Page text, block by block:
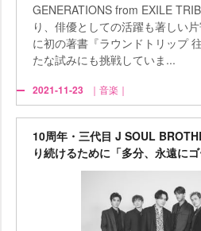
GENERATIONS from EXILE
り、俳優としての活躍も著しい
に初の著書『ラウンドトリップ
たな試みにも挑戦していま...
2021-11-23 ｜音楽｜
10周年・三代目 J SOUL
り続けるために「多分、永遠にゴ